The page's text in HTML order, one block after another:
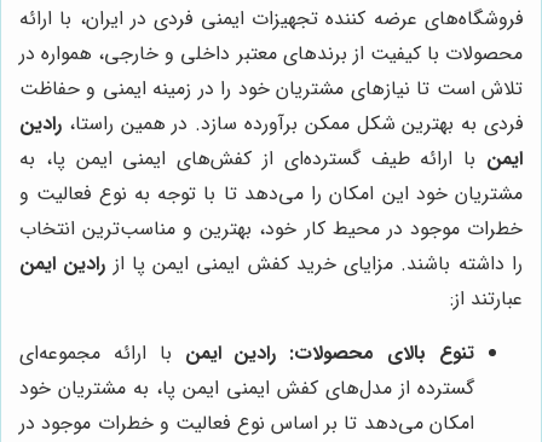
فروشگاه‌های عرضه کننده تجهیزات ایمنی فردی در ایران، با ارائه
محصولات با کیفیت از برندهای معتبر داخلی و خارجی، همواره در
تلاش است تا نیازهای مشتریان خود را در زمینه ایمنی و حفاظت
فردی به بهترین شکل ممکن برآورده سازد. در همین راستا، رادین
ایمن با ارائه طیف گسترده‌ای از کفش‌های ایمنی ایمن پا، به
مشتریان خود این امکان را می‌دهد تا با توجه به نوع فعالیت و
خطرات موجود در محیط کار خود، بهترین و مناسب‌ترین انتخاب
را داشته باشند. مزایای خرید کفش ایمنی ایمن پا از رادین ایمن
عبارتند از:
تنوع بالای محصولات: رادین ایمن با ارائه مجموعه‌ای
گسترده از مدل‌های کفش ایمنی ایمن پا، به مشتریان خود
امکان می‌دهد تا بر اساس نوع فعالیت و خطرات موجود در